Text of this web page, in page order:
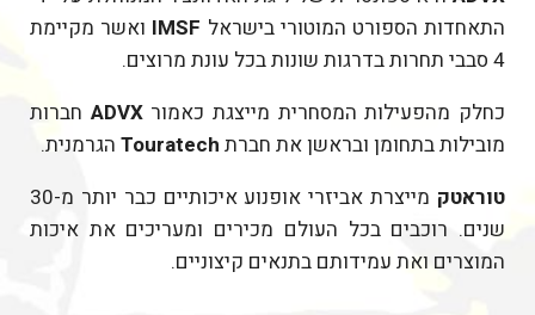
התאחדות הספורט המוטורי בישראל IMSF ואשר מקיימת
4 סבבי תחרות בדרגות שונות בכל עונת מרוצים.
כחלק מהפעילות המסחרית מייצגת כאמורADVX חברות
מובילות בתחומן ובראשן את חברת Touratech הגרמנית.
טוראטק
מייצרת אביזרי אופנוע איכותיים כבר יותר מ-30
שנים. רוכבים בכל העולם מכירים ומעריכים את איכות
המוצרים ואת עמידותם בתנאים קיצוניים.